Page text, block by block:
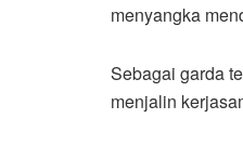
menyangka
Sebagai garda
menjalin